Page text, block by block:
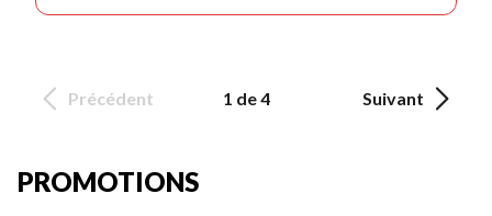
Précédent 1 de 4 Suivant
PROMOTIONS